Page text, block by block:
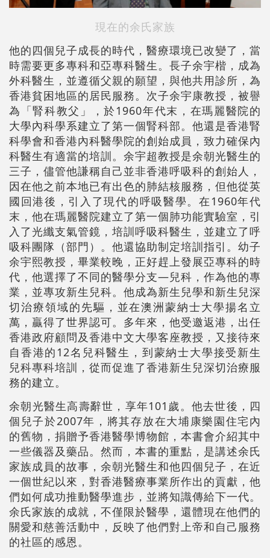
現在的余氏家族
他的四個兒子成長的時代，醫療環境已改變了，當
時需要更多專科和亞專科醫生。長子余宇楷，成為
外科醫生，並遵循父親的願望，與他共用診所，為
香港貧困地區的居民服務。次子余宇康教授，被譽
為「腎科教父」，於1960年代末，在瑪麗醫院的
大學內科學系建立了第一個腎科部。他還是香港腎
科學會和香港內科醫學院的創始成員，致力確保內
科醫生有適當的培訓。余宇超教授是余朝光醫生的
三子，儘管他謙稱自己並非香港呼吸科的創始人，
因在他之前本地已有出色的肺結核服務，但他從英
國回港後，引入了現代的呼吸醫學。在1960年代
末，他在瑪麗醫院建立了第一個肺功能實驗室，引
入了光纖支氣管鏡，培訓呼吸科醫生，並建立了呼
吸科團隊（部門）。他還協助制定培訓指引。幼子
余宇熙教授，畢業較晚，正好趕上發展亞專科的時
代，他選擇了不同的醫學分支—兒科，作為他的專
業，並專攻新生兒科。他成為新生兒學和新生兒深
切治療領域的先驅，並在澳洲蒙納士大學揚名立
萬，贏得了世界認可。多年來，他受邀返港，出任
香港政府顧問及香港中文大學客座教授，又接待來
自香港的12名兒科醫生，到蒙納士大學接受新生
兒科專科培訓，從而促進了香港新生兒深切治療服
務的建立。
余朝光醫生高壽辭世，享年101歲。他去世後，四
個兒子於2007年，將其存放在大埔康樂園住宅內
的舊物，捐贈予香港醫學博物館，本書會介紹其中
一些儀器及藥品。然而，本書的重點，是講述余氏
家族成員的故事，余朝光醫生和他四個兒子，在近
一個世紀以來，對香港醫療事業所作出的貢獻，他
們如何成功推動醫學進步，並將知識傳給下一代。
余氏家族的成就，不僅限於醫學，還體現在他們的
關愛和慈善活動中，反映了他們對上帝和自己服務
的社區的感恩。